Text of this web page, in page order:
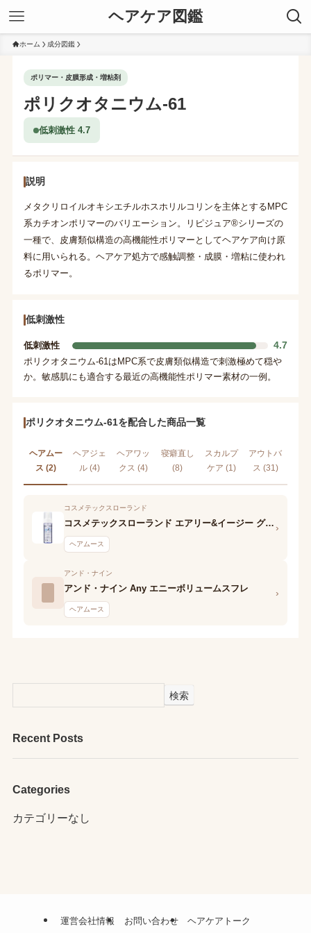
ヘアケア図鑑
ホーム 成分図鑑
ポリマー・皮膜形成・増粘剤
ポリクオタニウム-61
低刺激性 4.7
説明
メタクリロイルオキシエチルホスホリルコリンを主体とするMPC
系カチオンポリマーのバリエーション。リピジュア®シリーズの
一種で、皮膚類似構造の高機能性ポリマーとしてヘアケア向け原
料に用いられる。ヘアケア処方で感触調整・成膜・増粘に使われ
るポリマー。
低刺激性
低刺激性 4.7
ポリクオタニウム-61はMPC系で皮膚類似構造で刺激極めて穏や
か。敏感肌にも適合する最近の高機能性ポリマー素材の一例。
ポリクオタニウム-61を配合した商品一覧
ヘアムー
ス (2)
ヘアジェ
ル (4)
ヘアワッ
クス (4)
寝癖直し
(8)
スカルプ
ケア (1)
アウトバ
ス (31)
コスメテックスローランド
コスメテックスローランド エアリー&イージー グロッシーオイルフォーム
ヘアムース
›
アンド・ナイン
アンド・ナイン Any エニーボリュームスフレ
ヘアムース
›
検索
Recent Posts
Categories
カテゴリーなし
運営会社情報 お問い合わせ ヘアケアトーク